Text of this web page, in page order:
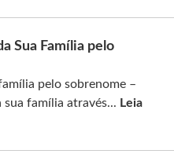
Sua Família pelo
pelo sobrenome –
sua família através... Leia